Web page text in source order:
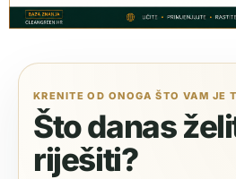
KRENITE OD ONOGA ŠTO VAM JE
Što danas
riješiti?